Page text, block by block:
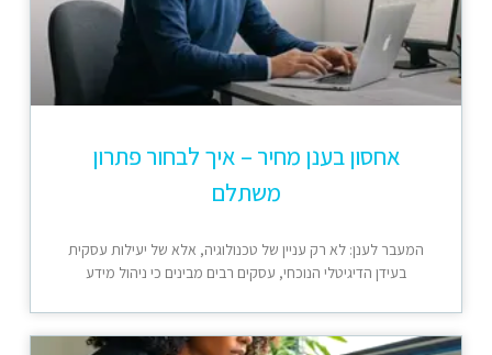
אחסון בענן מחיר – איך לבחור פתרון
משתלם
המעבר לענן: לא רק עניין של טכנולוגיה, אלא של יעילות עסקית
בעידן הדיגיטלי הנוכחי, עסקים רבים מבינים כי ניהול מידע